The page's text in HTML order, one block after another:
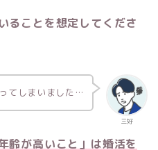
ることを想定してくださ
三好
てしまいました…
齢が高いこと」は婚活を